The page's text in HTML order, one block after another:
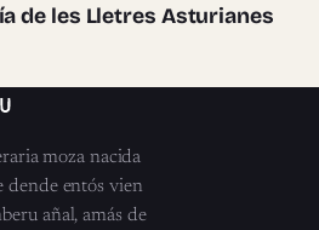
de les Lletres Asturianes
moza nacida
dende entós vien
añal, amás de